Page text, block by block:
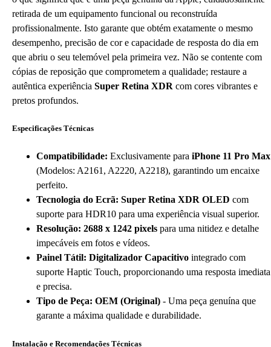
retirada de um equipamento funcional ou reconstruída
profissionalmente. Isto garante que obtém exatamente o mesmo
desempenho, precisão de cor e capacidade de resposta do dia em
que abriu o seu telemóvel pela primeira vez. Não se contente com
cópias de reposição que comprometem a qualidade; restaure a
autêntica experiência Super Retina XDR com cores vibrantes e
pretos profundos.
Especificações Técnicas
Compatibilidade: Exclusivamente para iPhone 11 Pro Max
(Modelos: A2161, A2220, A2218), garantindo um encaixe
perfeito.
Tecnologia do Ecrã: Super Retina XDR OLED com
suporte para HDR10 para uma experiência visual superior.
Resolução: 2688 x 1242 pixels para uma nitidez e detalhe
impecáveis em fotos e vídeos.
Painel Tátil: Digitalizador Capacitivo integrado com
suporte Haptic Touch, proporcionando uma resposta imediata
e precisa.
Tipo de Peça: OEM (Original) - Uma peça genuína que
garante a máxima qualidade e durabilidade.
Instalação e Recomendações Técnicas